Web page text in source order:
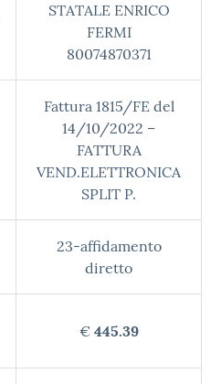
STATALE ENRICO
FERMI
80074870371
Fattura 1815/FE del
14/10/2022 –
FATTURA
VEND.ELETTRONICA
SPLIT P.
23-affidamento
diretto
€ 445.39